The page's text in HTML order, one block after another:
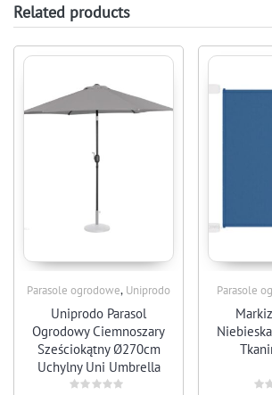
Related products
Parasole ogrodowe, Uniprodo
Uniprodo Parasol
Ogrodowy Ciemnoszary
Sześciokątny Ø270cm
Uchylny Uni Umbrella
R270Dg N
Parasole